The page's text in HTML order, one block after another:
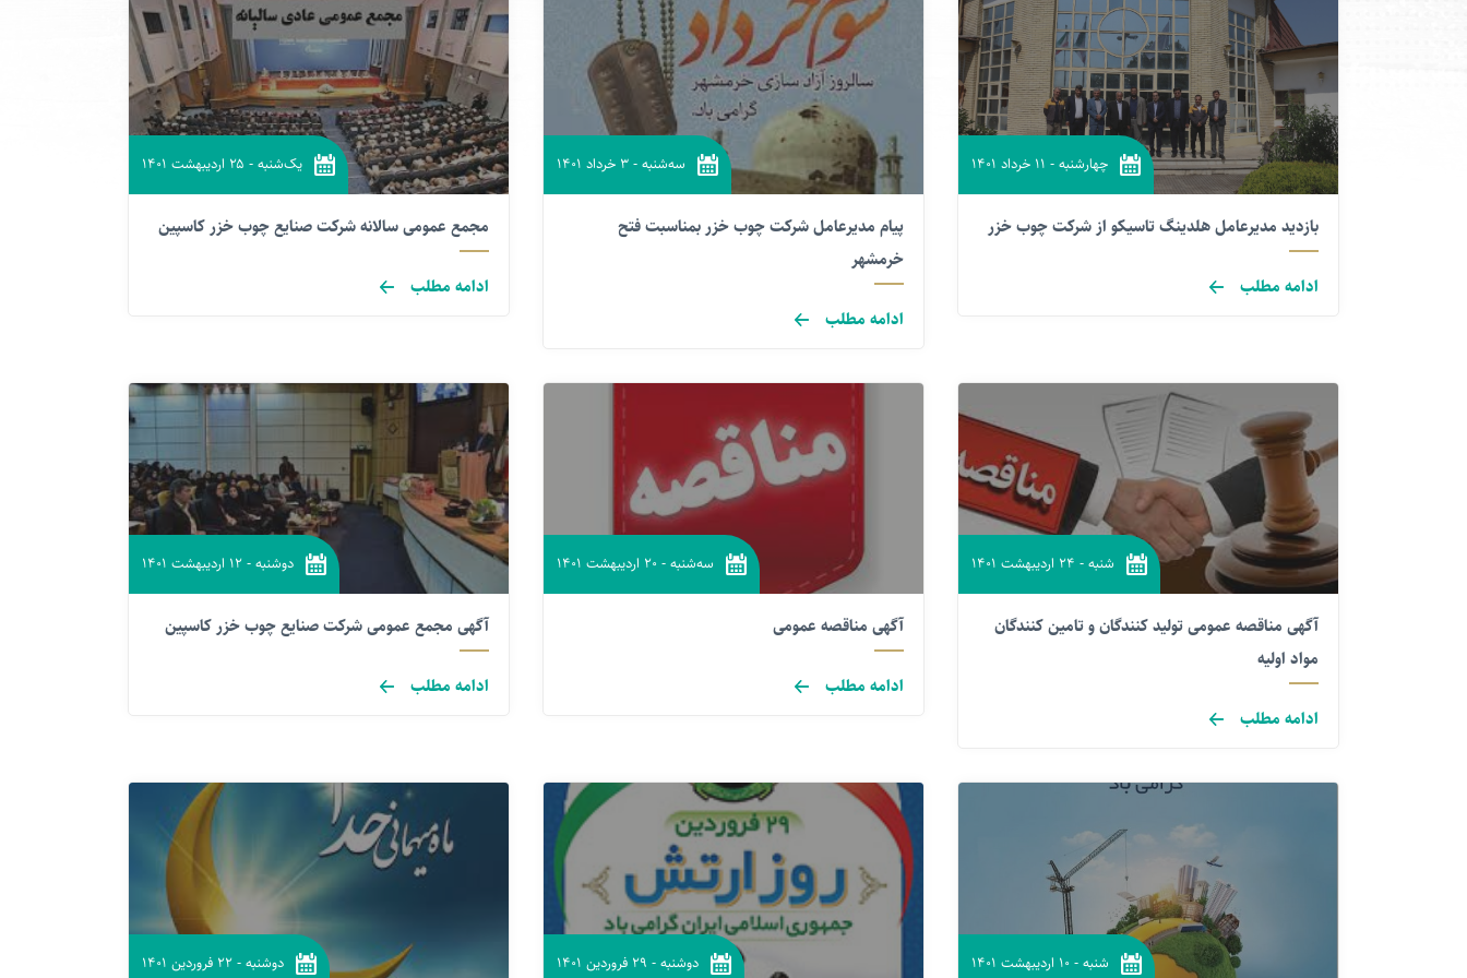
چهارشنبه - ۱۱ خرداد ۱۴۰۱
بازدید مدیرعامل هلدینگ تاسیکو از شرکت چوب خزر
ادامه مطلب
سه‌شنبه - ۳ خرداد ۱۴۰۱
پیام مدیرعامل شرکت چوب خزر بمناسبت فتح
خرمشهر
ادامه مطلب
یک‌شنبه - ۲۵ اردیبهشت ۱۴۰۱
مجمع عمومی سالانه شرکت صنایع چوب خزر کاسپین
ادامه مطلب
شنبه - ۲۴ اردیبهشت ۱۴۰۱
آگهی مناقصه عمومی تولید کنندگان و تامین کنندگان
مواد اولیه
ادامه مطلب
سه‌شنبه - ۲۰ اردیبهشت ۱۴۰۱
آگهی مناقصه عمومی
ادامه مطلب
دوشنبه - ۱۲ اردیبهشت ۱۴۰۱
آگهی مجمع عمومی شرکت صنایع چوب خزر کاسپین
ادامه مطلب
شنبه - ۱۰ اردیبهشت ۱۴۰۱ دوشنبه - ۲۹ فروردین ۱۴۰۱ دوشنبه - ۲۲ فروردین ۱۴۰۱